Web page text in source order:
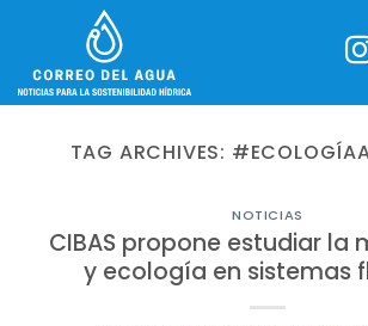
content
TAG ARCHIVES:
NOTICIAS
CIBAS propone estudiar la
y ecología en sistemas